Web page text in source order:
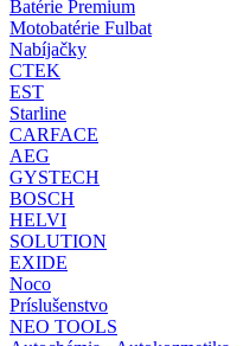
Batérie Premium
Motobatérie Fulbat
Nabíjačky
CTEK
EST
Starline
CARFACE
AEG
GYSTECH
BOSCH
HELVI
SOLUTION
EXIDE
Noco
Príslušenstvo
NEO TOOLS